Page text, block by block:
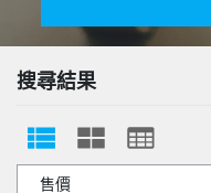
搜尋結果